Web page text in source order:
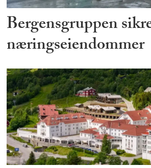
Bergensgruppen
næringseiendommer